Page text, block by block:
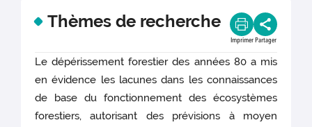
Thèmes de recherche
Imprimer Partager
Le dépérissement forestier des années 80 a mis
en évidence les lacunes dans les connaissances
de base du fonctionnement des écosystèmes
forestiers, autorisant des prévisions à moyen